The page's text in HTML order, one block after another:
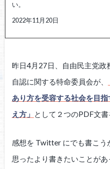
い。
2022年11月20日
昨日4月27日、自由民主党政
自認に関する特命委員会が、
あり方を受容する社会を目
え方」 として２つのPDF文書
感想を Twitter にでも書こう
思ったより書きたいことが